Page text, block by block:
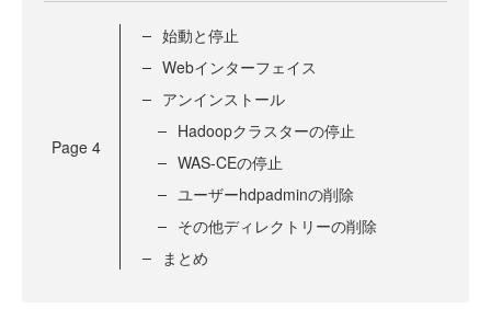
Page 4
始動と停止
Webインターフェイス
アンインストール
Hadoopクラスターの停止
WAS-CEの停止
ユーザーhdpadminの削除
その他ディレクトリーの削除
まとめ